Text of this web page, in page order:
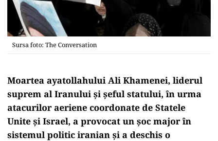
Sursa foto: The Conversation
Moartea ayatollahului Ali Khamenei, liderul
suprem al Iranului și șeful statului, în urma
atacurilor aeriene coordonate de Statele
Unite și Israel, a provocat un șoc major în
sistemul politic iranian și a deschis o